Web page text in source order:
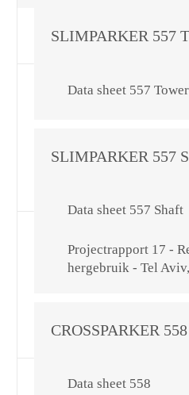
SLIMPARKER 557
Data sheet 557 Tower
SLIMPARKER 557
Data sheet 557 Shaft
Projectrapport 17 -
hergebruik - Tel
CROSSPARKER 558
Data sheet 558